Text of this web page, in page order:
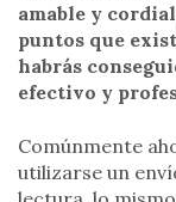
amable y
puntos que
habrás
efectivo y
Comúnmente
utilizarse un